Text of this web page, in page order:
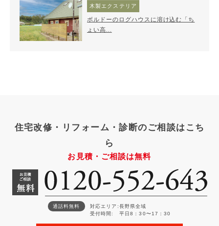
木製エクステリア
ボルドーのログハウスに溶け込む「ち
ょい高...
住宅改修・リフォーム・診断のご相談はこち
ら
お見積・ご相談は無料
通話料無料 対応エリア
長野県全域
受付時間
平日8：30〜17：30